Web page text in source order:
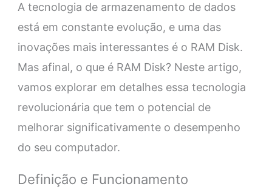
A tecnologia de armazenamento de dados
está em constante evolução, e uma das
inovações mais interessantes é o RAM Disk.
Mas afinal, o que é RAM Disk? Neste artigo,
vamos explorar em detalhes essa tecnologia
revolucionária que tem o potencial de
melhorar significativamente o desempenho
do seu computador.
Definição e Funcionamento